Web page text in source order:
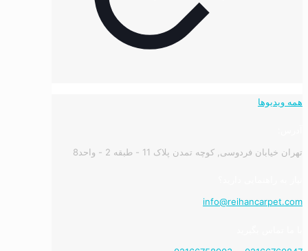
همه ویدیوها
تهران خیابان فردوسی, کوچه تمدن پلاک 11 - طبقه 2 - واحد8
info@reihancarpet.com